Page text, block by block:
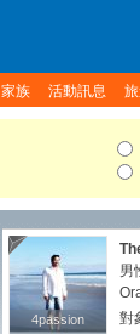
家族 活動訊息
4passion
4passion
男
對